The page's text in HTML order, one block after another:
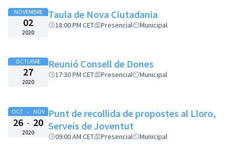
NOVEMBRE
02
2020
Taula de Nova Ciutadania
18:00 PM CET Presencial Municipal
OCTUBRE
27
2020
Reunió Consell de Dones
17:30 PM CET Presencial Municipal
OCT - NOV
26 - 20
2020
Punt de recollida de propostes al Lloro,
Serveis de Joventut
09:00 AM CET Presencial Municipal